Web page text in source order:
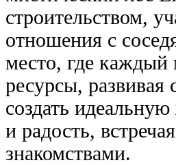
строительством,
отношения с
место, где
ресурсы,
создать
и радость,
знакомствами.